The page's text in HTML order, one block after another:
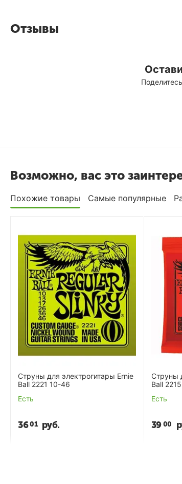
Отзывы
Возможно, вас это
Похожие товары Самые популярные
Струны для электрогитары Ernie
Ball 2221 10-46
Есть
3601 руб.
Струны
Ball
Есть
3900